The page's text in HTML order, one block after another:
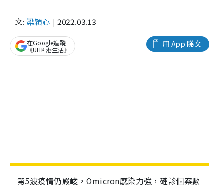
文: 梁穎心 2022.03.13
用 App 睇文
在Google追蹤
《UHK 港生活》
第5波疫情仍嚴峻，Omicron感染力強，確診個案數